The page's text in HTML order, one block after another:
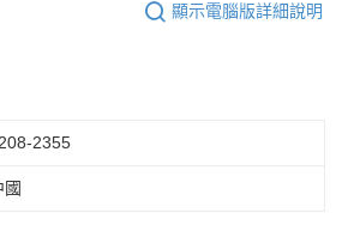
顯示電腦版詳細說明
2355
國